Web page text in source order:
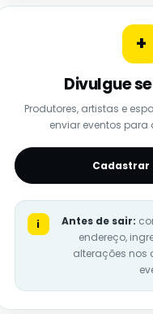
+
Divulgue
Produtores, artistas e
enviar eventos para
Cadastrar
i Antes de sair:
endereço,
alterações nos